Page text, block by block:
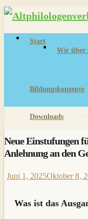
Skip
Start
Wir über
Bildungskonzepte
Downloads
Neue Einstufungen
Anlehnung an den
Juni 1, 2025Oktober 8,
Was ist das